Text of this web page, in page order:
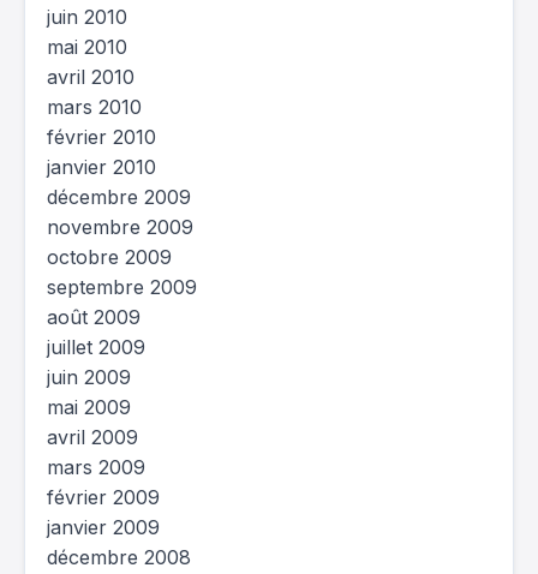
juin 2010
mai 2010
avril 2010
mars 2010
février 2010
janvier 2010
décembre 2009
novembre 2009
octobre 2009
septembre 2009
août 2009
juillet 2009
juin 2009
mai 2009
avril 2009
mars 2009
février 2009
janvier 2009
décembre 2008